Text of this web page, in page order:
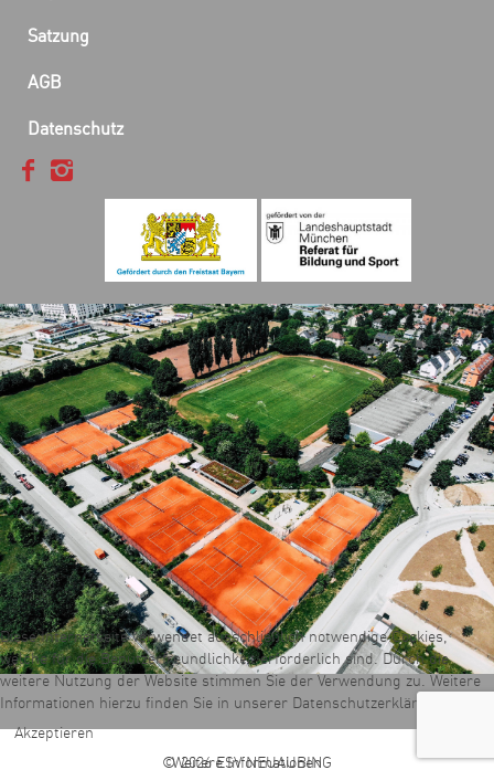
Satzung
AGB
Datenschutz
© 2026 ESV NEUAUBING
Diese Internetseite verwendet ausschließlich notwendige Cookies,
welche für die Benutzerfreundlichkeit erforderlich sind. Durch die
weitere Nutzung der Website stimmen Sie der Verwendung zu. Weitere
Informationen hierzu finden Sie in unserer Datenschutzerklärung.
Akzeptieren
Weitere Informationen